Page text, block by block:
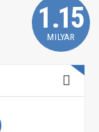
1.15
MILYAR